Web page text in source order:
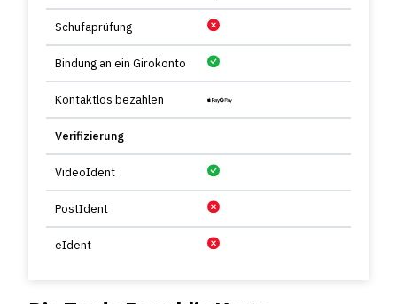
Schufaprüfung
Bindung an ein Girokonto
Kontaktlos bezahlen
Verifizierung
VideoIdent
PostIdent
eIdent